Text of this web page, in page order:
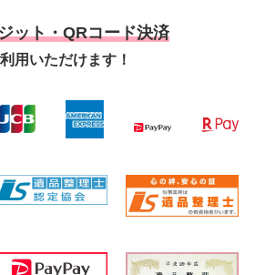
ット・QRコード決済
用いただけます！